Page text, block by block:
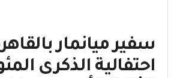
سفير ميانمار
احتفالية الذكرى